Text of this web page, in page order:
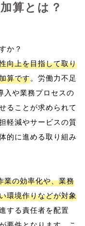
算とは？
か？
向上を目指して取り
算です。労働力不足
入や業務プロセスの
ることが求められて
軽減やサービスの質
的に進める取り組み
業の効率化や、業務
環境作りなどが対象
する責任者を配置